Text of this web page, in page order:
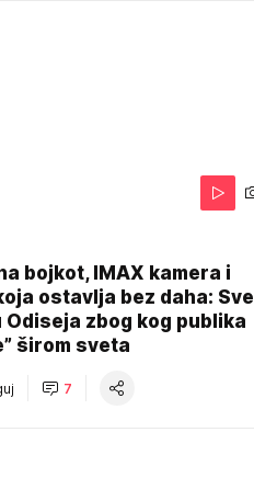
bojkot, IMAX kamera i
ostavlja bez daha: Sve
Odiseja zbog kog publika
širom sveta
7